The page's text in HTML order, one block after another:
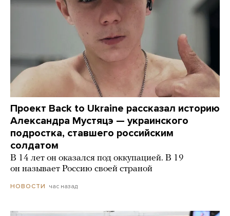
Проект Back to Ukraine рассказал историю
Александра Мустяцэ — украинского
подростка, ставшего российским
солдатом
В 14 лет он оказался под оккупацией. В 19
он называет Россию своей страной
НОВОСТИ час назад